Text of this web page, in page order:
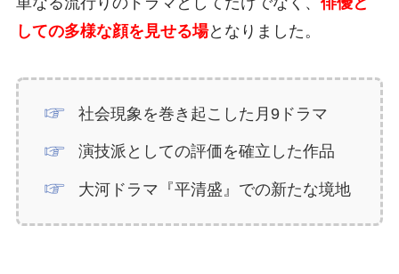
しての多様な顔を見せる場となりました。
社会現象を巻き起こした月9ドラマ
演技派としての評価を確立した作品
大河ドラマ『平清盛』での新たな境地